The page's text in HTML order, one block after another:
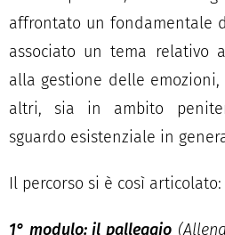
affrontato un fondamentale
associato un tema relativo
alla gestione delle
altri, sia in ambito
sguardo esistenziale in
Il percorso si è così articolato:
1° modulo:ilpalleggio